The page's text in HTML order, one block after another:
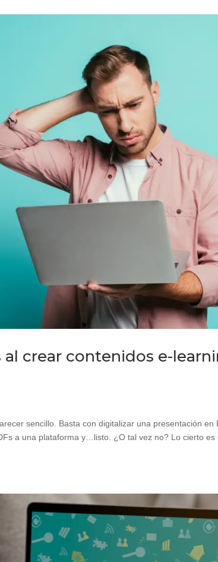
al crear contenidos e-
sencillo. Basta con digitalizar una presentación
a una plataforma y…listo. ¿O tal vez no? Lo cierto